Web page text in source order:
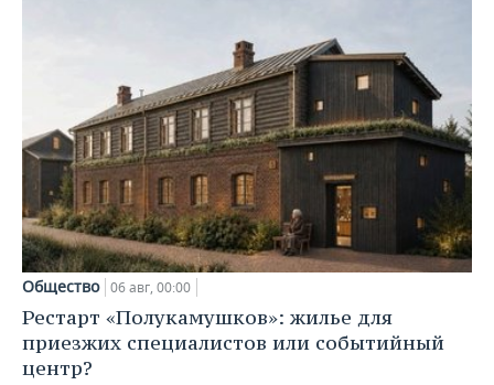
Общество 06 авг, 00:00
Рестарт «Полукамушков»: жилье для
приезжих специалистов или событийный
центр?